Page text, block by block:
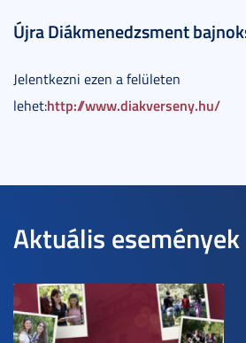
Újra Diákmenedzsment
Jelentkezni ezen a felületen
lehet:http://www.diakverseny.hu/
Aktuális események